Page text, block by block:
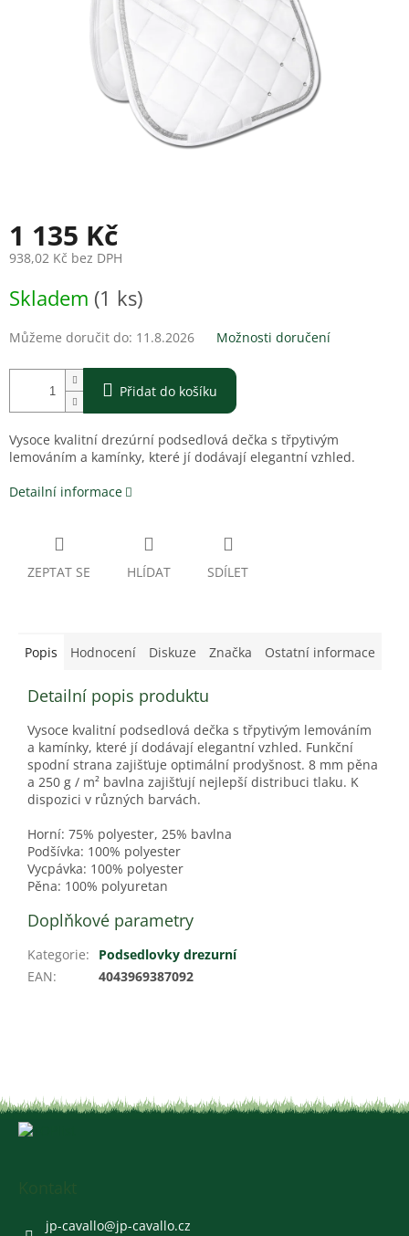
1 135 Kč
938,02 Kč bez DPH
cena:
Skladem (1 ks)
Můžeme doručit do: 11.8.2026 Možnosti doručení
Přidat do košíku
Vysoce kvalitní drezúrní podsedlová dečka s třpytivým
lemováním a kamínky, které jí dodávají elegantní vzhled.
Detailní informace
ZEPTAT SE HLÍDAT SDÍLET
Popis Hodnocení Diskuze Značka Ostatní informace
Detailní popis produktu
Vysoce kvalitní podsedlová dečka s třpytivým lemováním
a kamínky, které jí dodávají elegantní vzhled. Funkční
spodní strana zajišťuje optimální prodyšnost. 8 mm pěna
a 250 g / m² bavlna zajišťují nejlepší distribuci tlaku. K
dispozici v různých barvách.
Horní: 75% polyester, 25% bavlna
Podšívka: 100% polyester
Vycpávka: 100% polyester
Pěna: 100% polyuretan
Doplňkové parametry
Kategorie:
Podsedlovky drezurní
EAN: 4043969387092
jp-cavallo@jp-cavallo.cz